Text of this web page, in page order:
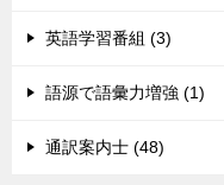
英語学習番組 (3)
語源で語彙力増強 (1)
通訳案内士 (48)